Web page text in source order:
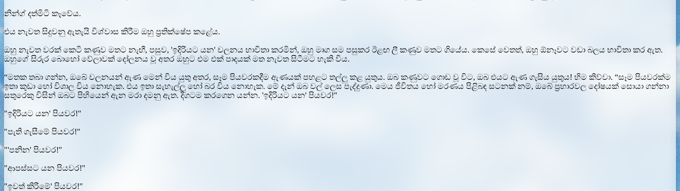
නින්ග් දත්මිටි කෑවේය.
එය නැවත සිදුවනු ඇතැයි විශ්වාස කිරීම ඔහු ප්‍රතික්ෂේප කළේය.
ඔහු නැවත වරක් කෙටි කණුව මතට නැඟී, පසුව, 'ඉදිරියට යන' චලනය භාවිතා කරමින්, ඔහු මෘග සම පසුකර ඊළඟ ලී කණුව මතට ගියේය. කෙසේ වෙතත්, ඔහු ඕනෑවට වඩා බලය භාවිතා කර ඇත.
ඔහුගේ සිරුර බොහෝ වේලාවක් දෝලනය වූ අතර ඔහුට එම එක් පාදයක් මත නැවත සිටීමට හැකි විය.
“මතක තබා ගන්න, ඔබේ චලනයන් ඇණ මෙන් විය යුතු අතර, සෑම පියවරකදීම ඇණයක් පහළට තල්ලු කළ යුතුය. ඔබ කණුවට ගොඩ වූ විට, ඔබ එයට ඇණ ගැසිය යුතුය! හිම කිව්වා. “සෑම පියවරක්ම
ඉතා කුඩා හෝ විශාල විය නොහැක. එය ඉතා සැහැල්ලු හෝ බර විය නොහැක. මේ දැන් ඔබ වල් ලෙස පැද්දුණා. මෙය ජීවිතය හෝ මරණය පිළිබඳ සටනක් නම්, ඔබේ ප්‍රහාරවල දෝෂයක් සොයා ගන්නා
සතුරෙකු විසින් ඔබට පිහියෙන් ඇන මරා දමනු ඇත. දිගටම කරගෙන යන්න. 'ඉදිරියට යන' පියවර!"
"ඉදිරියට යන' පියවර!"
"පැති ගැසීමේ පියවර!"
"'පනින' පියවර!"
"ආපස්සට යන පියවර!"
"ඉවත් කිරීමේ' පියවර!"